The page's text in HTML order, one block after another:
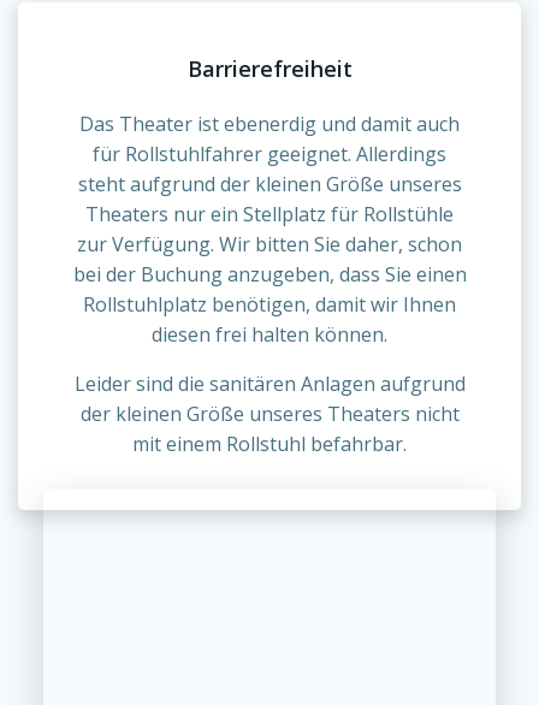
Barrierefreiheit
Das Theater ist ebenerdig und damit auch
für Rollstuhlfahrer geeignet. Allerdings
steht aufgrund der kleinen Größe unseres
Theaters nur ein Stellplatz für Rollstühle
zur Verfügung. Wir bitten Sie daher, schon
bei der Buchung anzugeben, dass Sie einen
Rollstuhlplatz benötigen, damit wir Ihnen
diesen frei halten können.
Leider sind die sanitären Anlagen aufgrund
der kleinen Größe unseres Theaters nicht
mit einem Rollstuhl befahrbar.